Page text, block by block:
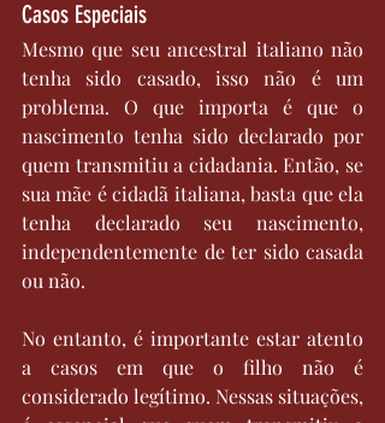
Casos Especiais
Mesmo que seu ancestral italiano não
tenha sido casado, isso não é um
problema. O que importa é que o
nascimento tenha sido declarado por
quem transmitiu a cidadania. Então, se
sua mãe é cidadã italiana, basta que ela
tenha declarado seu nascimento,
independentemente de ter sido casada
ou não.
No entanto, é importante estar atento
a casos em que o filho não é
considerado legítimo. Nessas situações,